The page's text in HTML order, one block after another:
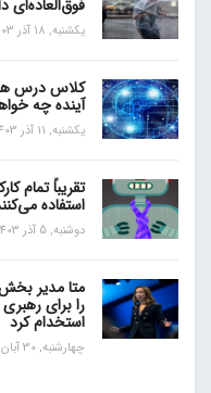
فوق‌العاده‌ای
یکشنبه, 18 آذر 1403, ساعت 9:20
کلاس درس
آینده چه
یکشنبه, 11 آذر 1403, ساعت 19:48
استفاده
دوشنبه, 5 آذر 1403, ساعت 20:29
را برای
استخدام کرد
چهارشنبه, 30 آبان 1403, ساعت 15:47